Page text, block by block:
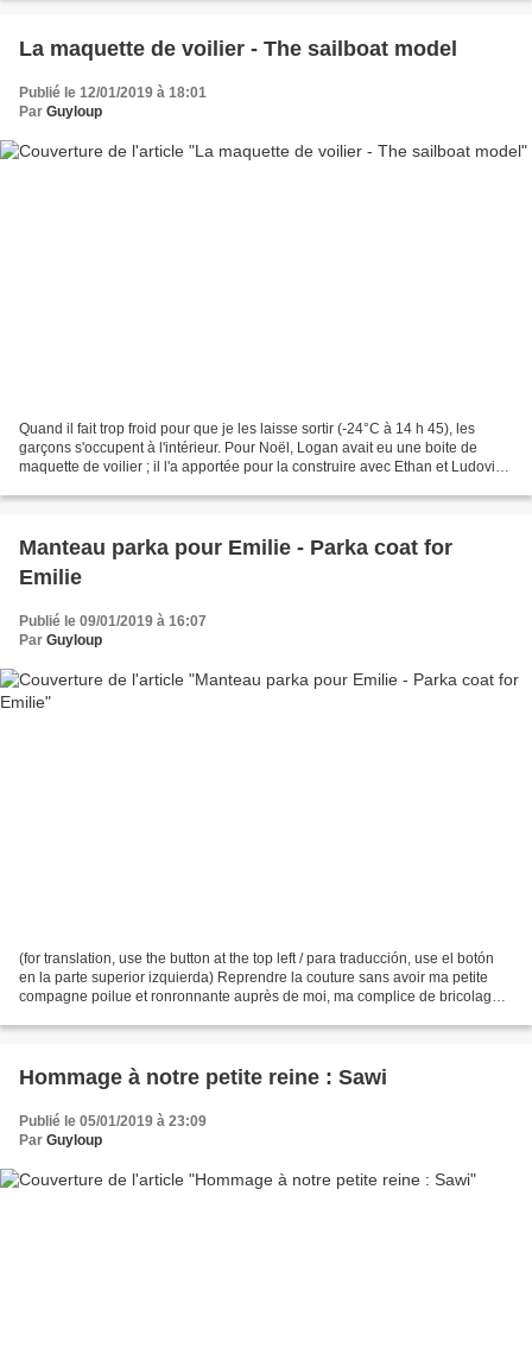
La maquette de voilier - The sailboat model
Publié le 12/01/2019 à 18:01
Par Guyloup
Quand il fait trop froid pour que je les laisse sortir (-24°C à 14 h 45), les
garçons s'occupent à l'intérieur. Pour Noël, Logan avait eu une boite de
maquette de voilier ; il l'a apportée pour la construire avec Ethan et Ludovic.
Manteau parka pour Emilie - Parka coat for
Emilie
Publié le 09/01/2019 à 16:07
Par Guyloup
(for translation, use the button at the top left / para traducción, use el botón
en la parte superior izquierda) Reprendre la couture sans avoir ma petite
compagne poilue et ronronnante auprès de moi, ma complice de bricolage,
Hommage à notre petite reine : Sawi
Publié le 05/01/2019 à 23:09
Par Guyloup